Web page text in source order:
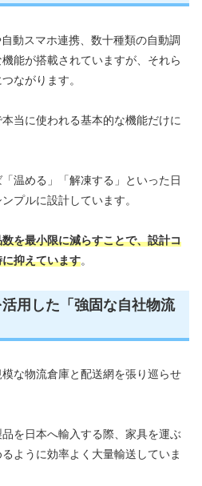
動スマホ連携、数十種類の自動調
能が搭載されていますが、それら
ながります。
当に使われる基本的な機能だけに
温める」「解凍する」といった日
プルに設計しています。
を最小限に減らすことで、設計コ
抑えています。
用した「強固な自社物流
な物流倉庫と配送網を張り巡らせ
を日本へ輸入する際、家具を運ぶ
ように効率よく大量輸送していま